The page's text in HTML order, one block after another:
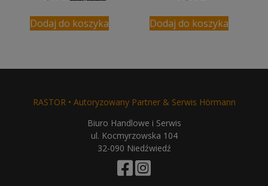
wynosiła:
173,00 zł.
wynosi:
138,00 zł.
Dodaj do koszyka Dodaj do koszyka
RASTOR • Autoryzowany Partner & Serwis Hörmann
Biuro Handlowe i Serwis
ul. Kocmyrzowska 104
32-090 Niedźwiedź